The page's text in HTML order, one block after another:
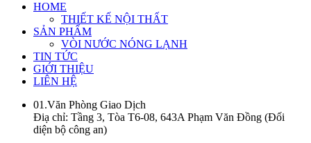
HOME
THIẾT KẾ NỘI THẤT
SẢN PHẨM
VÒI NƯỚC NÓNG LẠNH
TIN TỨC
GIỚI THIỆU
LIÊN HỆ
01.Văn Phòng Giao Dịch
Điạ chỉ: Tầng 3, Tòa T6-08, 643A Phạm Văn Đồng (Đối
diện bộ công an)